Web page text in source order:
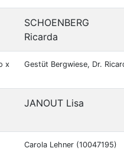
SCHOENBERG
Ricarda
x
Gestüt Bergwiese, Dr.
JANOUT Lisa
Carola Lehner (10047195)